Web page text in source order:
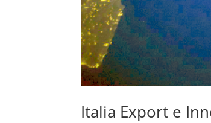
Italia Export e